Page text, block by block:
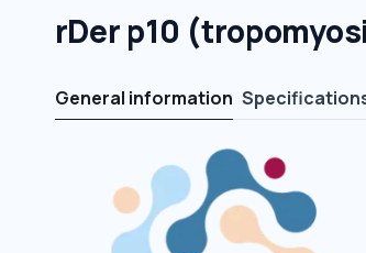
rDer p10
General information